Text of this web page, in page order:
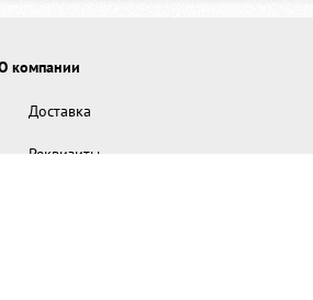
компании
Доставка
Реквизиты